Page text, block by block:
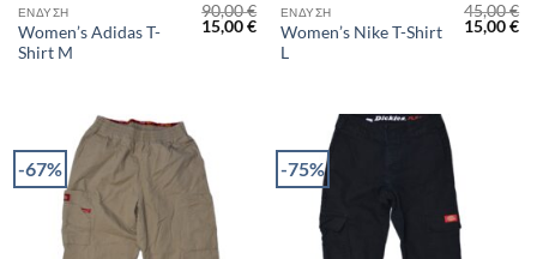
ΈΝΔΥΣΗ
Women’s Adidas T-
Shirt M
90,00€
Original
price
15,00€Η
τρέχουσα
τιμή
ΈΝΔΥΣΗ
Women’s Nike T-Shirt
L
45,00€
Original
price
15,00€Η
-67% -75%